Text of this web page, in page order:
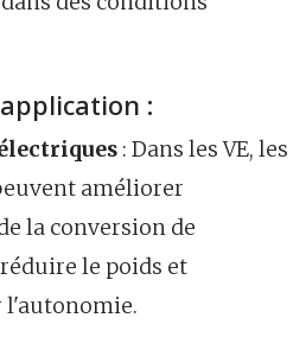
:
: Dans les VE, les
améliorer
la conversion de
le poids et
l'autonomie.